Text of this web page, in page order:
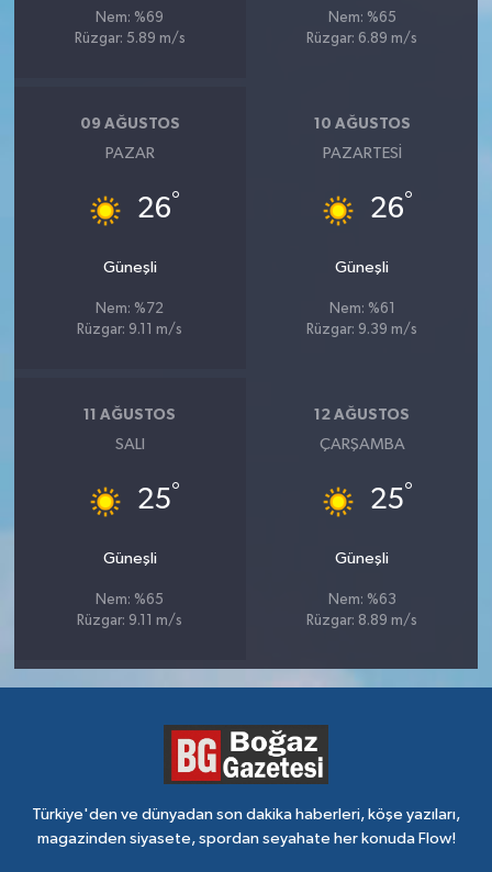
Nem: %69
Rüzgar: 5.89 m/s
Nem: %65
Rüzgar: 6.89 m/s
09 AĞUSTOS
PAZAR
26°
Güneşli
Nem: %72
Rüzgar: 9.11 m/s
10 AĞUSTOS
PAZARTESI
26°
Güneşli
Nem: %61
Rüzgar: 9.39 m/s
11 AĞUSTOS
SALI
25°
Güneşli
Nem: %65
Rüzgar: 9.11 m/s
12 AĞUSTOS
ÇARŞAMBA
25°
Güneşli
Nem: %63
Rüzgar: 8.89 m/s
Türkiye'den ve dünyadan son dakika haberleri, köşe yazıları,
magazinden siyasete, spordan seyahate her konuda Flow!